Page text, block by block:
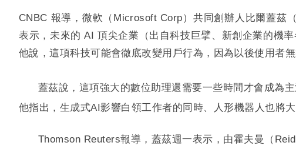
CNBC 報導，微軟（Microsoft Corp）共同創辦人比爾蓋茲
表示，未來的 AI 頂尖企業（出自科技巨擘、新創企業的機
他說，這項科技可能會徹底改變用戶行為，因為以後使用者
蓋茲說，這項強大的數位助理還需要一些時間才會成為
他指出，生成式AI影響白領工作者的同時、人形機器人也將大
Thomson Reuters報導，蓋茲週一表示，由霍夫曼（